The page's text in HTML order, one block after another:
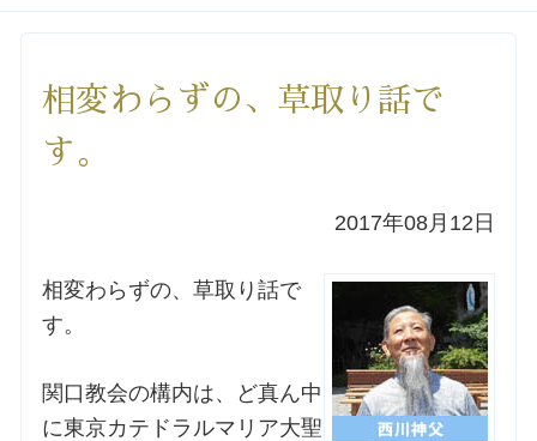
洗礼を希望される方
森田神父の講座
シスター中島の講座
相変わらずの、草取り話で
す。
2017年08月12日
相変わらずの、草取り話で
す。
関口教会の構内は、ど真ん中
に東京カテドラルマリア大聖